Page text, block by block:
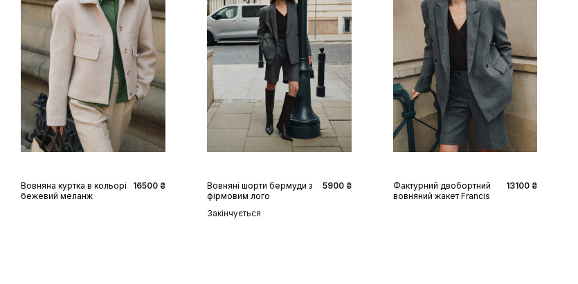
XSSML
Вовняна куртка в кольорі
бежевий меланж
16500 ₴
XSS XL
Вовняні шорти бермуди з
фірмовим лого
5900 ₴
Закінчується
XSS M L
Фактурний двобортний
вовняний жакет Francis
13100 ₴